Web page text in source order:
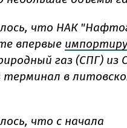
что НАК
впервые
газ (СПГ) из
терминал в
что с начала